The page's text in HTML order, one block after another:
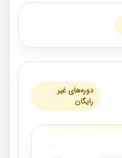
دوره‌های غیر
رایگان